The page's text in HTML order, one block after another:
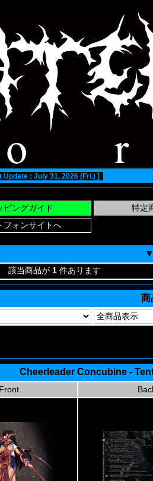
Update : July 31, 2026 (Fri.) ]
該当商品が 1 件あります
商
Cheerleader Concubine -
Front